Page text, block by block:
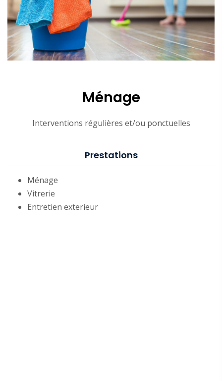
Ménage
Interventions régulières et/ou ponctuelles
Prestations
Ménage
Vitrerie
Entretien exterieur